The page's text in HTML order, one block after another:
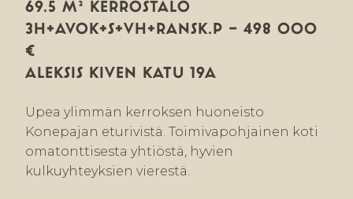
69.5 M² KERROSTALO
3H+AVOK+S+VH+RANSK.P — 498 000
€
ALEKSIS KIVEN KATU 19A
Upea ylimmän kerroksen huoneisto
Konepajan eturivistä. Toimivapohjainen koti
omatonttisesta yhtiöstä, hyvien
kulkuyhteyksien vierestä.